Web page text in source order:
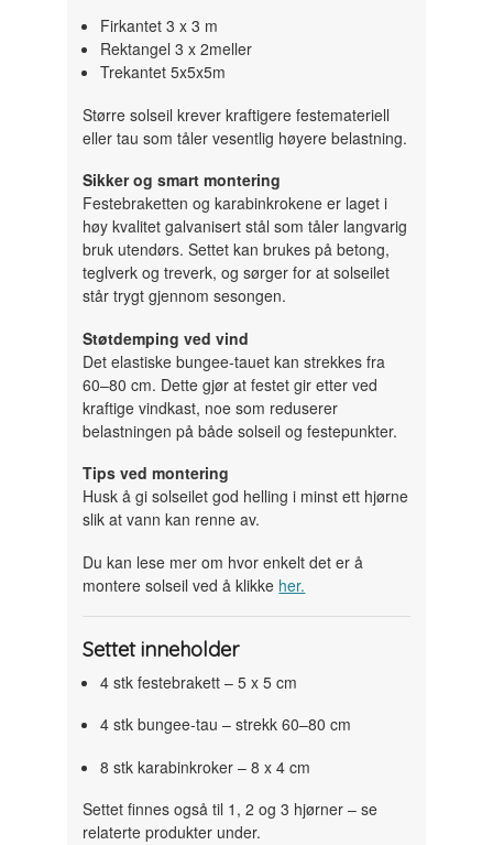
Firkantet 3 x 3 m
Rektangel 3 x 2meller
Trekantet 5x5x5m
Større solseil krever kraftigere festemateriell
eller tau som tåler vesentlig høyere belastning.
Sikker og smart montering
Festebraketten og karabinkrokene er laget i
høy kvalitet galvanisert stål som tåler langvarig
bruk utendørs. Settet kan brukes på betong,
teglverk og treverk, og sørger for at solseilet
står trygt gjennom sesongen.
Støtdemping ved vind
Det elastiske bungee-tauet kan strekkes fra
60–80 cm. Dette gjør at festet gir etter ved
kraftige vindkast, noe som reduserer
belastningen på både solseil og festepunkter.
Tips ved montering
Husk å gi solseilet god helling i minst ett hjørne
slik at vann kan renne av.
Du kan lese mer om hvor enkelt det er å
montere solseil ved å klikke her.
Settet inneholder
4 stk festebrakett – 5 x 5 cm
4 stk bungee-tau – strekk 60–80 cm
8 stk karabinkroker – 8 x 4 cm
Settet finnes også til 1, 2 og 3 hjørner – se
relaterte produkter under.